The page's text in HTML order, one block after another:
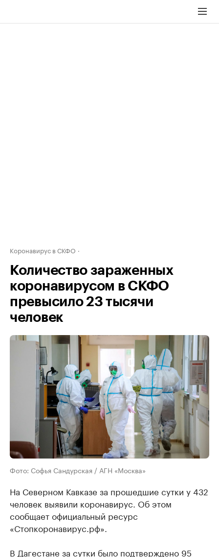
Коронавирус в СКФО
Количество зараженных
коронавирусом в СКФО
превысило 23 тысячи
человек
Фото: Софья Сандурская / АГН «Москва»
На Северном Кавказе за прошедшие сутки у 432
человек выявили коронавирус. Об этом
сообщает официальный ресурс
«Стопкоронавирус.рф».
В Дагестане за сутки было подтверждено 95